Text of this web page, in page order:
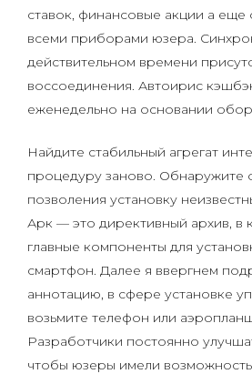
ставок, финансовые акции а еще
всеми приборами юзера.
действительном времени
воссоединения. Автоирис
еженедельно на основании
Найдите стабильный агрегат
процедуру заново. Обнаружите
позволения установку
Арк — это директивный архив, в
главные компоненты для
смартфон. Далее я ввергнем
аннотацию, в сфере установке
возьмите телефон или
Разработчики постоянно
чтобы юзеры имели